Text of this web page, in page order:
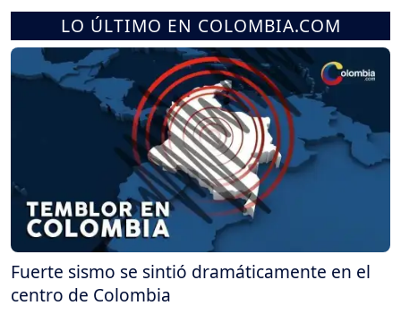
LO ÚLTIMO EN COLOMBIA.COM
Fuerte sismo se sintió dramáticamente en el
centro de Colombia